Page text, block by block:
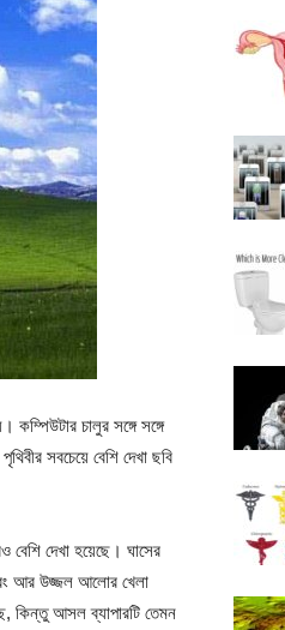
চালুর সঙ্গে সঙ্গে
সবচেয়ে বেশি দেখা ছবি
বেশি দেখা হয়েছে। ঘাসের
আর উজ্জল আলোর খেলা
কিন্তু আসল ব্যাপারটি তেমন